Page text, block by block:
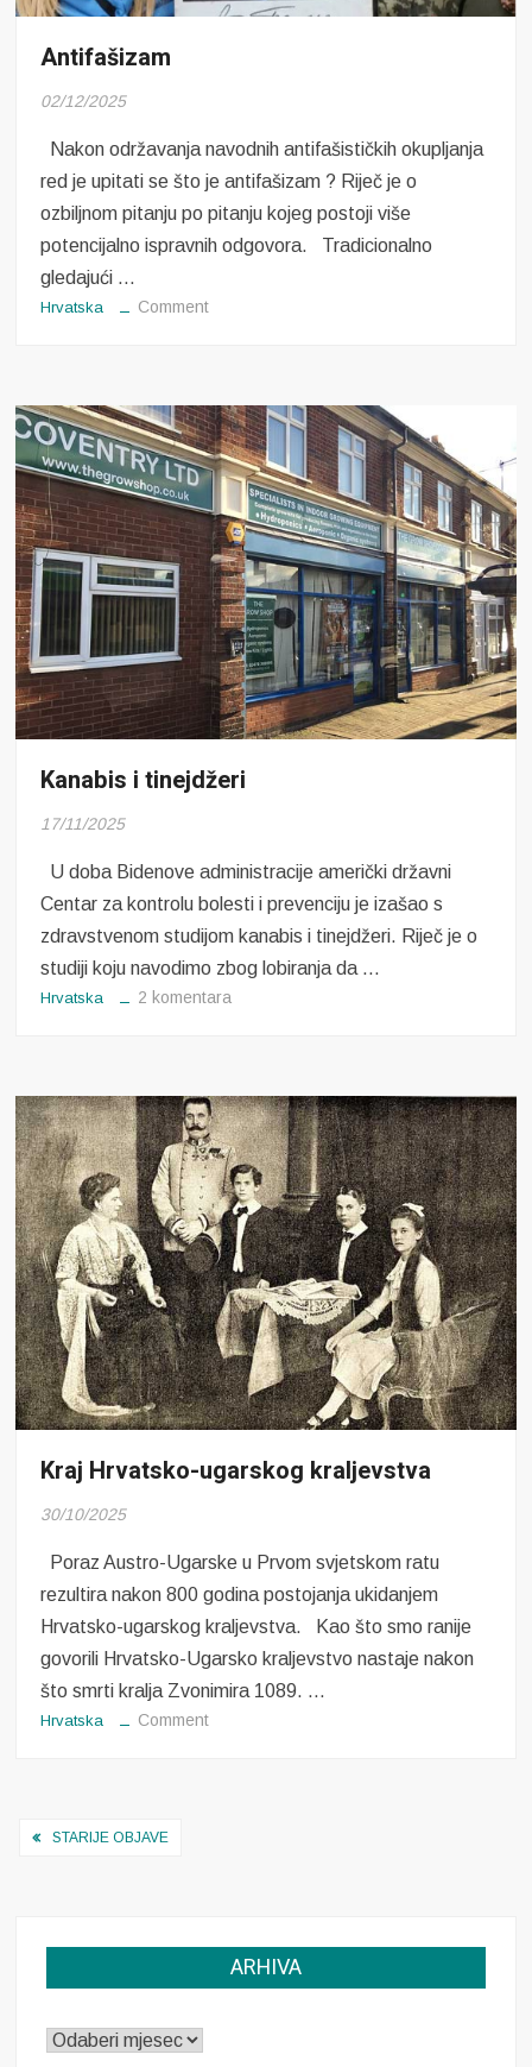
Antifašizam
02/12/2025
Nakon održavanja navodnih antifašističkih okupljanja
red je upitati se što je antifašizam ? Riječ je o
ozbiljnom pitanju po pitanju kojeg postoji više
potencijalno ispravnih odgovora. Tradicionalno
gledajući …
Hrvatska Commenton
Kanabis i tinejdžeri
17/11/2025
U doba Bidenove administracije američki državni
Centar za kontrolu bolesti i prevenciju je izašao s
zdravstvenom studijom kanabis i tinejdžeri. Riječ je o
studiji koju navodimo zbog lobiranja da …
Hrvatska 2 komentara
Kraj Hrvatsko-ugarskog kraljevstva
30/10/2025
Poraz Austro-Ugarske u Prvom svjetskom ratu
rezultira nakon 800 godina postojanja ukidanjem
Hrvatsko-ugarskog kraljevstva. Kao što smo ranije
govorili Hrvatsko-Ugarsko kraljevstvo nastaje nakon
što smrti kralja Zvonimira 1089. …
Hrvatska Commenton
Navigacija
STARIJE OBJAVE
ARHIVA
ARHIVA